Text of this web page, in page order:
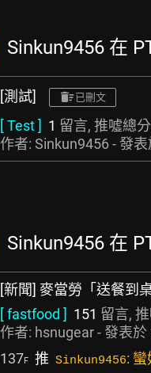
Sinkun9456 在
[測試] 已刪文
[ Test ] 1 留言, 推噓總
作者: Sinkun9456 - 發
Sinkun9456 在
[新聞] 麥當勞「送餐
[ fastfood ] 151 留言,
作者: hsnugear- 發表於
137F 推 Sinkun9456: